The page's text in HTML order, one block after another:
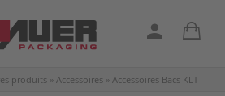
produits » Accessoires » Accessoires Bacs KLT